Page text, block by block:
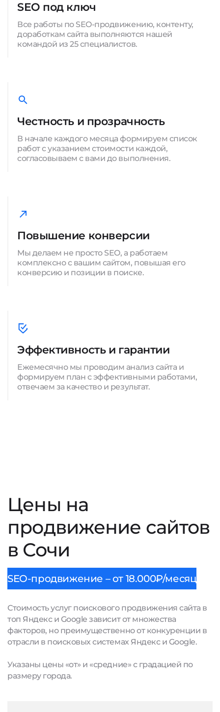
SEO под ключ
Все работы по SEO-продвижению, контенту,
доработкам сайта выполняются нашей
командой из 25 специалистов.
Честность и прозрачность
В начале каждого месяца формируем список
работ с указанием стоимости каждой,
согласовываем с вами до выполнения.
Повышение конверсии
Мы делаем не просто SEO, а работаем
комплексно с вашим сайтом, повышая его
конверсию и позиции в поиске.
Эффективность и гарантии
Ежемесячно мы проводим анализ сайта и
формируем план с эффективными работами,
отвечаем за качество и результат.
Цены на
продвижение сайтов
в Сочи
SEO-продвижение – от 18.000₽/месяц
Стоимость услуг поискового продвижения сайта в
топ Яндекс и Google зависит от множества
факторов, но преимущественно от конкуренции в
отрасли в поисковых системах Яндекс и Google.
Указаны цены «от» и «средние» с градацией по
размеру города.